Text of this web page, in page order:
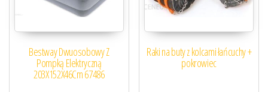
Bestway Dwuosobowy Z
Pompką Elektryczną
203X152X46Cm 67486
Raki na buty z kolcami łańcuchy +
pokrowiec